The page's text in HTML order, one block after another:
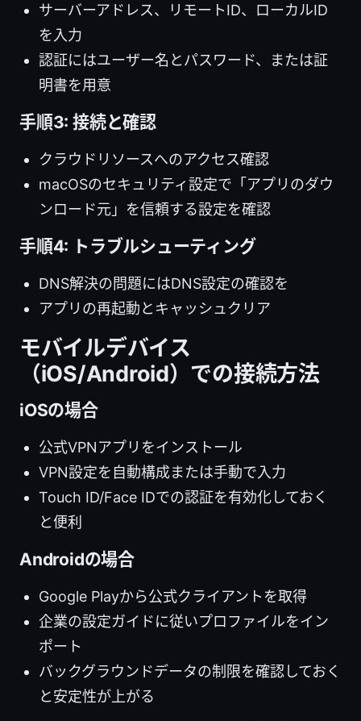
サーバーアドレス、リモートID、ローカルID
を入力
認証にはユーザー名とパスワード、または証
明書を用意
手順3: 接続と確認
クラウドリソースへのアクセス確認
macOSのセキュリティ設定で「アプリのダウ
ンロード元」を信頼する設定を確認
手順4: トラブルシューティング
DNS解決の問題にはDNS設定の確認を
アプリの再起動とキャッシュクリア
モバイルデバイス
（iOS/Android）での接続方法
iOSの場合
公式VPNアプリをインストール
VPN設定を自動構成または手動で入力
Touch ID/Face IDでの認証を有効化しておく
と便利
Androidの場合
Google Playから公式クライアントを取得
企業の設定ガイドに従いプロファイルをイン
ポート
バックグラウンドデータの制限を確認しておく
と安定性が上がる